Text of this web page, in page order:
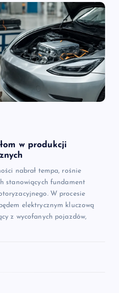
w produkcji
nabrał tempa, rośnie
stanowiących fundament
W procesie
elektrycznym kluczową
z wycofanych pojazdów,